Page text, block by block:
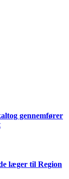
gennemfører
læger til Region